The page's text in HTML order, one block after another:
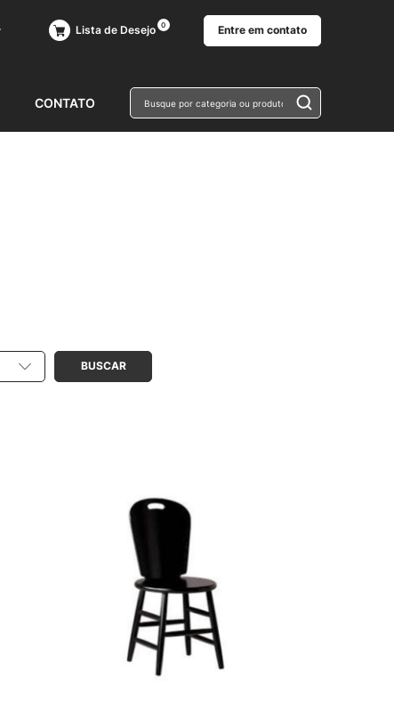
Lista de Desejo 0 Entre em contato
CONTATO Busque
BUSCAR